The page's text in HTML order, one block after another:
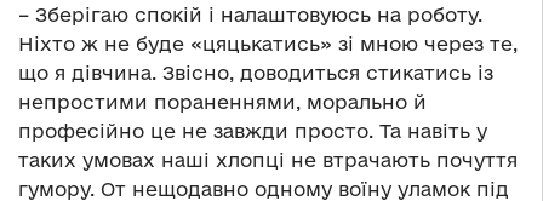
– Зберігаю спокій і налаштовуюсь на роботу.
Ніхто ж не буде «цяцькатись» зі мною через те,
що я дівчина. Звісно, доводиться стикатись із
непростими пораненнями, морально й
професійно це не завжди просто. Та навіть у
таких умовах наші хлопці не втрачають почуття
гумору. От нещодавно одному воїну уламок під